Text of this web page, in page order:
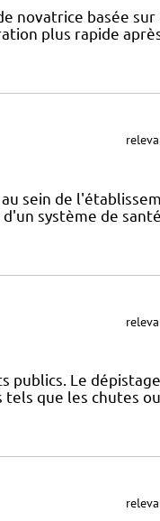
novatrice basée sur
plus rapide
sein de
système de
publics. Le
tels que les chutes